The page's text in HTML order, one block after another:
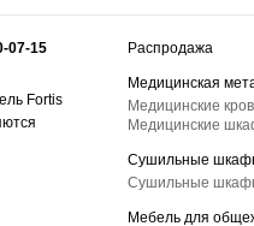
07-15
Fortis
Распродажа
Медицинская
Медицинские
Медицинские
Сушильные
Сушильные
Мебель для